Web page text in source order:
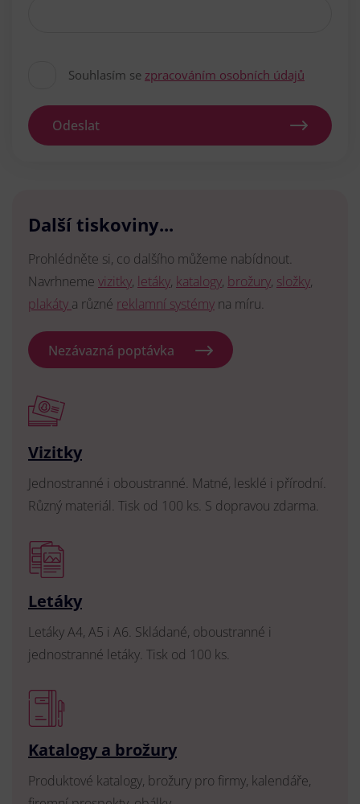
Souhlasím se zpracováním osobních údajů
Odeslat
Další tiskoviny...
Prohlédněte si, co dalšího můžeme nabídnout.
Navrhneme vizitky, letáky, katalogy, brožury, složky,
plakáty a různé reklamní systémy na míru.
Nezávazná poptávka
Vizitky
Jednostranné i oboustranné. Matné, lesklé i přírodní.
Různý materiál. Tisk od 100 ks. S dopravou zdarma.
Letáky
Letáky A4, A5 i A6. Skládané, oboustranné i
jednostranné letáky. Tisk od 100 ks.
Katalogy a brožury
Produktové katalogy, brožury pro firmy, kalendáře,